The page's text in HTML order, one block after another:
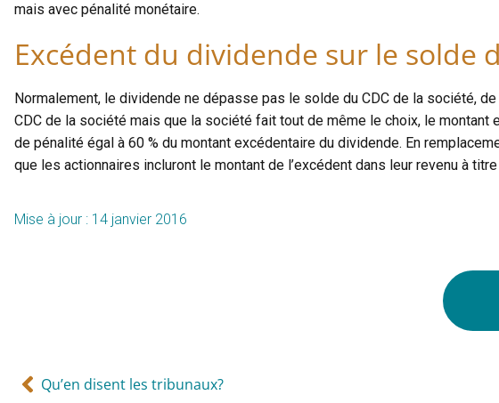
mais avec pénalité monétaire.
Excédent du dividende sur le solde
Normalement, le dividende ne dépasse pas le solde du CDC de la société,
CDC de la société mais que la société fait tout de même le choix, le
de pénalité égal à 60 % du montant excédentaire du dividende. En
que les actionnaires incluront le montant de l’excédent dans leur revenu à
Mise à jour : 14 janvier 2016
Qu’en disent les tribunaux?